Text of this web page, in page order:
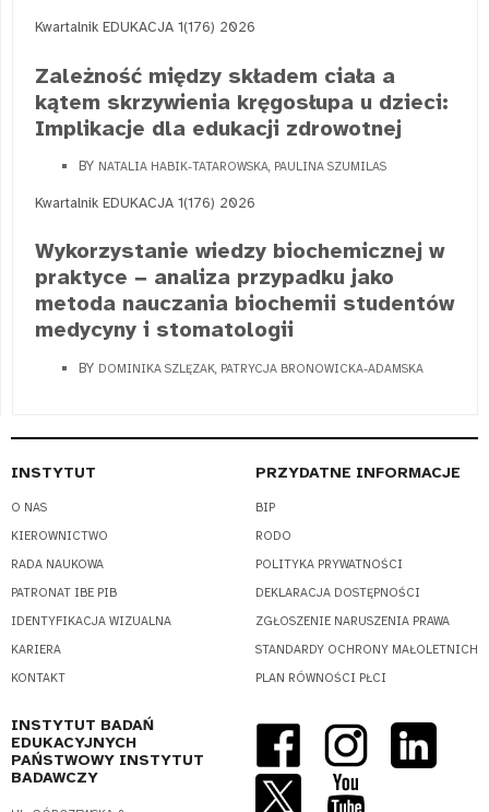
Kwartalnik EDUKACJA 1(176) 2026
Zależność między składem ciała a
kątem skrzywienia kręgosłupa u dzieci:
Implikacje dla edukacji zdrowotnej
BY NATALIA HABIK-TATAROWSKA, PAULINA SZUMILAS
Kwartalnik EDUKACJA 1(176) 2026
Wykorzystanie wiedzy biochemicznej w
praktyce − analiza przypadku jako
metoda nauczania biochemii studentów
medycyny i stomatologii
BY DOMINIKA SZLĘZAK, PATRYCJA BRONOWICKA-ADAMSKA
INSTYTUT
O NAS
KIEROWNICTWO
RADA NAUKOWA
PATRONAT IBE PIB
IDENTYFIKACJA WIZUALNA
KARIERA
KONTAKT
PRZYDATNE INFORMACJE
BIP
RODO
POLITYKA PRYWATNOŚCI
DEKLARACJA DOSTĘPNOŚCI
ZGŁOSZENIE NARUSZENIA PRAWA
STANDARDY OCHRONY MAŁOLETNICH
PLAN RÓWNOŚCI PŁCI
INSTYTUT BADAŃ
EDUKACYJNYCH
PAŃSTWOWY INSTYTUT
BADAWCZY